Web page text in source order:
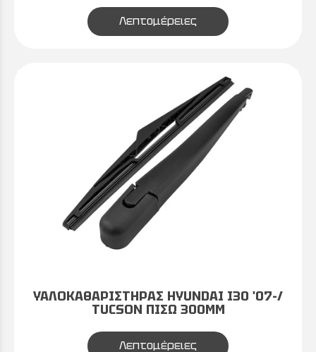
Λεπτομέρειες
ΥΑΛΟΚΑΘΑΡΙΣΤΗΡΑΣ HYUNDAI I30 '07-/
TUCSON ΠΙΣΩ 300MM
Λεπτομέρειες